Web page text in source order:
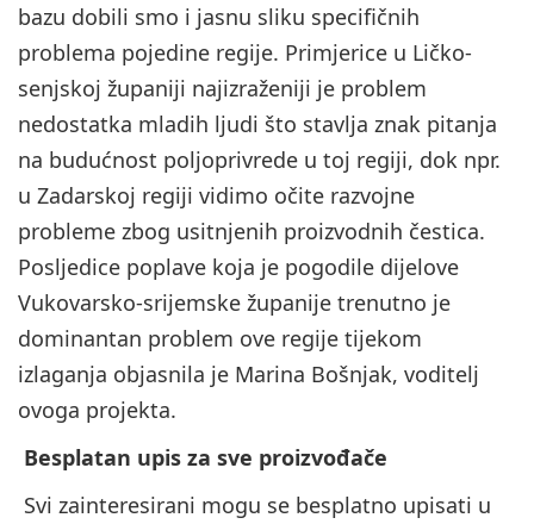
bazu dobili smo i jasnu sliku specifičnih
problema pojedine regije. Primjerice u Ličko-
senjskoj županiji najizraženiji je problem
nedostatka mladih ljudi što stavlja znak pitanja
na budućnost poljoprivrede u toj regiji, dok npr.
u Zadarskoj regiji vidimo očite razvojne
probleme zbog usitnjenih proizvodnih čestica.
Posljedice poplave koja je pogodile dijelove
Vukovarsko-srijemske županije trenutno je
dominantan problem ove regije tijekom
izlaganja objasnila je Marina Bošnjak, voditelj
ovoga projekta.
Besplatan upis za sve proizvođače
Svi zainteresirani mogu se besplatno upisati u